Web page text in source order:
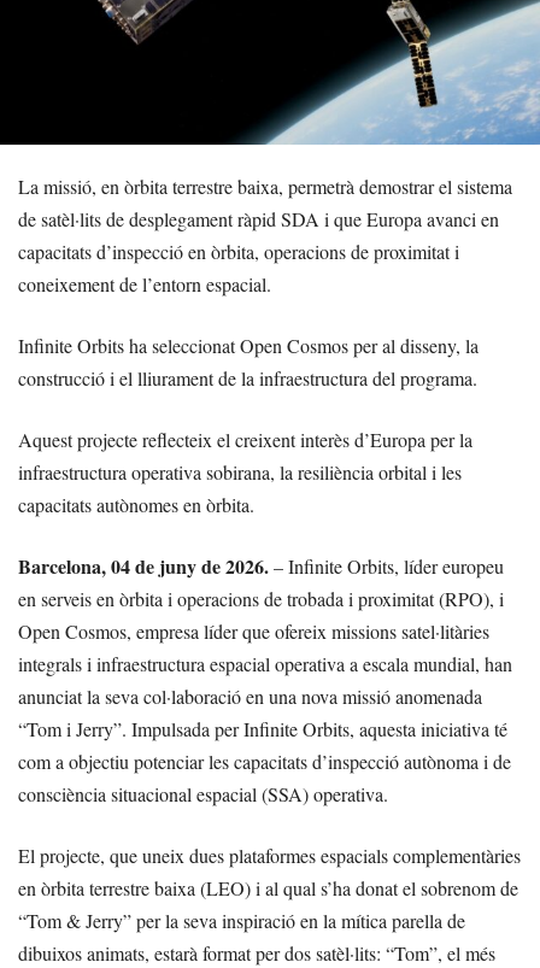
La missió, en òrbita terrestre baixa, permetrà demostrar el sistema
de satèl·lits de desplegament ràpid SDA i que Europa avanci en
capacitats d’inspecció en òrbita, operacions de proximitat i
coneixement de l’entorn espacial.
Infinite Orbits ha seleccionat Open Cosmos per al disseny, la
construcció i el lliurament de la infraestructura del programa.
Aquest projecte reflecteix el creixent interès d’Europa per la
infraestructura operativa sobirana, la resiliència orbital i les
capacitats autònomes en òrbita.
Barcelona, 04 de juny de 2026.– Infinite Orbits, líder europeu
en serveis en òrbita i operacions de trobada i proximitat (RPO), i
Open Cosmos, empresa líder que ofereix missions satel·litàries
integrals i infraestructura espacial operativa a escala mundial, han
anunciat la seva col·laboració en una nova missió anomenada
“Tom i Jerry”. Impulsada per Infinite Orbits, aquesta iniciativa té
com a objectiu potenciar les capacitats d’inspecció autònoma i de
consciència situacional espacial (SSA) operativa.
El projecte, que uneix dues plataformes espacials complementàries
en òrbita terrestre baixa (LEO) i al qual s’ha donat el sobrenom de
“Tom & Jerry” per la seva inspiració en la mítica parella de
dibuixos animats, estarà format per dos satèl·lits: “Tom”, el més